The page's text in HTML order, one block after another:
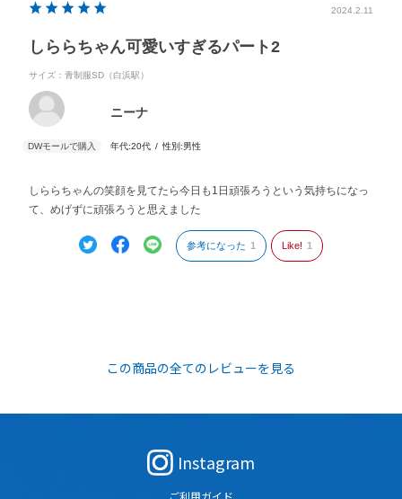
2024.2.11
しららちゃん可愛いすぎるパート2
サイズ：青制服SD（白浜駅）
ニーナ
年代:20代 性別:男性
しららちゃんの笑顔を見てたら今日も1日頑張ろうという気持ちになっ
て、めげずに頑張ろうと思えました
参考になった 1 Like! 1
この商品の全てのレビューを見る
Instagram
ご利用ガイド